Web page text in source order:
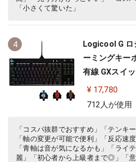
「小さくて驚いた」
4
Logicool G ロ
ーミングキー
有線 GXスイ
配列
ル G-PKB-
】
¥ 17,780
712人が使用
「コスパ抜群でおすすめ」「テンキ
「軸の変更が可能で便利」「反応速
「青軸は音が気になるかも」「ライ
麗」「初心者から上級者まで◎」「